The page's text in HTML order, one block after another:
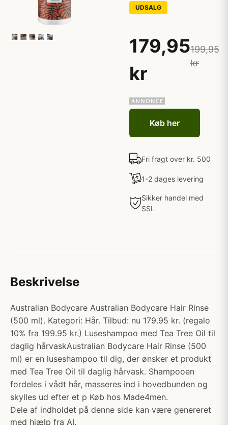
UDSALG
179,95
kr
199,95
kr
Køb her
Fri fragt over kr. 500
1-2 dages levering
Sikker handel med
SSL
Beskrivelse
Australian Bodycare Australian Bodycare Hair Rinse
(500 ml). Kategori: Hår. Tilbud: nu 179.95 kr. (regalo
10% fra 199.95 kr.) Luseshampoo med Tea Tree Oil til
daglig hårvaskAustralian Bodycare Hair Rinse (500
ml) er en luseshampoo til dig, der ønsker et produkt
med Tea Tree Oil til daglig hårvask. Shampooen
fordeles i vådt hår, masseres ind i hovedbunden og
skylles ud efter et p Køb hos Made4men.
Dele af indholdet på denne side kan være genereret
med hjælp fra AI.